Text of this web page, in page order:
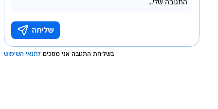
בשליחת התגובה אני מסכים לתנאי השימוש